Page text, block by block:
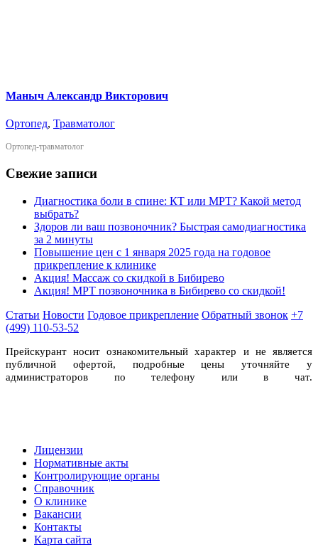
Маныч Александр Викторович
Ортопед, Травматолог
Ортопед-травматолог
Свежие записи
Диагностика боли в спине: КТ или МРТ? Какой метод
выбрать?
Здоров ли ваш позвоночник? Быстрая самодиагностика
за 2 минуты
Повышение цен с 1 января 2025 года на годовое
прикрепление к клинике
Акция! Массаж со скидкой в Бибирево
Акция! МРТ позвоночника в Бибирево со скидкой!
Статьи Новости Годовое прикрепление Обратный звонок +7
(499) 110-53-52
Прейскурант носит ознакомительный характер и не является
публичной офертой, подробные цены уточняйте у
администраторов по телефону или в чат.
Лицензии
Нормативные акты
Контролирующие органы
Справочник
О клинике
Вакансии
Контакты
Карта сайта